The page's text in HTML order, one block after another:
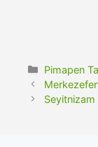
Kategoriler
Pimapen
Seyitnizam